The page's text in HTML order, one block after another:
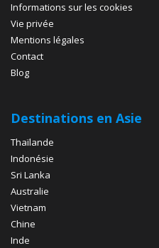
Informations sur les cookies
Vie privée
Mentions légales
Contact
Blog
Destinations en Asie
Thaïlande
Indonésie
Sri Lanka
Australie
Vietnam
Chine
Inde